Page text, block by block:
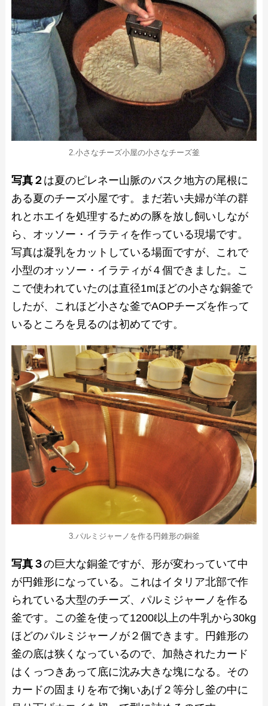
2.小さなチーズ小屋の小さなチーズ釜
写真２ は夏のピレネー山脈のバスク地方の尾根に
ある夏のチーズ小屋です。まだ若い夫婦が羊の群
れとホエイを処理するための豚を放し飼いしなが
ら、オッソー・イラティを作っている現場です。
写真は凝乳をカットしている場面ですが、これで
小型のオッソー・イラティが４個できました。こ
こで使われていたのは直径1mほどの小さな銅釜で
したが、これほど小さな釜でAOPチーズを作って
いるところを見るのは初めてです。
3.パルミジャーノを作る円錐形の銅釜
写真３の巨大な銅釜ですが、形が変わっていて中
が円錐形になっている。これはイタリア北部で作
られている大型のチーズ、パルミジャーノを作る
釜です。この釜を使って1200ℓ以上の牛乳から30kg
ほどのパルミジャーノが２個できます。円錐形の
釜の底は狭くなっているので、加熱されたカード
はくっつきあって底に沈み大きな塊になる。その
カードの固まりを布で掬いあげ２等分し釜の中に